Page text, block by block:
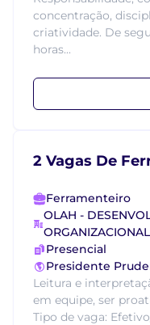
concentração,
criatividade. De
horas...
2 Vagas De
Ferramenteiro
OLAH -
ORGANIZACIONAL
Presencial
Presidente
Leitura e
em equipe, ser
Tipo de vaga: